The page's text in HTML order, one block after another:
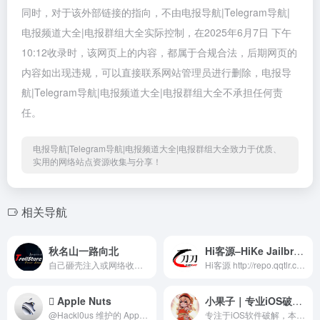
同时，对于该外部链接的指向，不由电报导航|Telegram导航|
电报频道大全|电报群组大全实际控制，在2025年6月7日 下午
10:12收录时，该网页上的内容，都属于合规合法，后期网页的
内容如出现违规，可以直接联系网站管理员进行删除，电报导
航|Telegram导航|电报频道大全|电报群组大全不承担任何责
任。
电报导航|Telegram导航|电报频道大全|电报群组大全致力于优质、
实用的网络站点资源收集与分享！
相关导航
秋名山一路向北 Hi客源–HiKe Jailbreak Source
 Apple Nuts 小果子｜专业iOS破解软件分享